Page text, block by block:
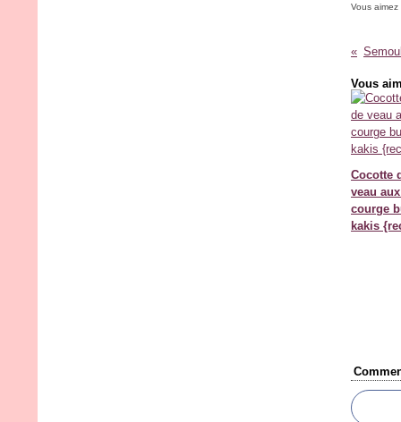
Vous aimez
Vous
Cocotte
veau
courge
kakis